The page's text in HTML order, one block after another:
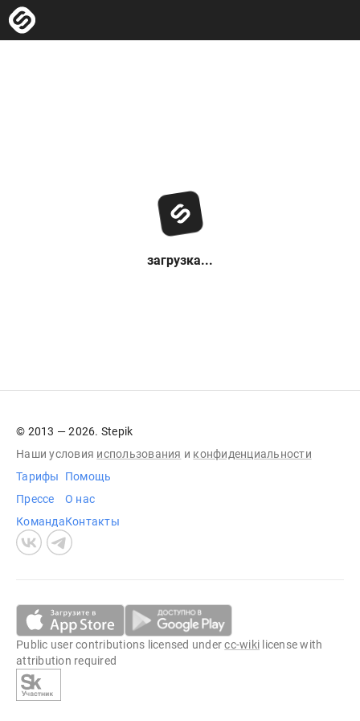
загрузка...
© 2013 — 2026. Stepik
Наши условия использования и конфиденциальности
Тарифы
Прессе
Команда
Помощь
О нас
Контакты
Public user contributions licensed undercc-wiki license with
attribution required